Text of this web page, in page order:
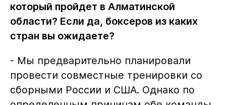
который пройдет в Алматинской
области? Если да, боксеров из каких
стран вы ожидаете?
- Мы предварительно планировали
провести совместные тренировки со
сборными России и США. Однако по